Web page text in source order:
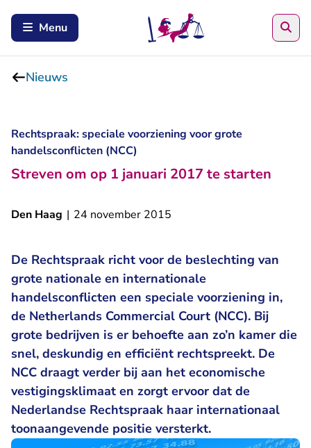
Menu
Nieuws
Rechtspraak: speciale voorziening voor grote
handelsconflicten (NCC)
Streven om op 1 januari 2017 te starten
Den Haag | 24 november 2015
De Rechtspraak richt voor de beslechting van
grote nationale en internationale
handelsconflicten een speciale voorziening in,
de Netherlands Commercial Court (NCC). Bij
grote bedrijven is er behoefte aan zo’n kamer die
snel, deskundig en efficiënt rechtspreekt. De
NCC draagt verder bij aan het economische
vestigingsklimaat en zorgt ervoor dat de
Nederlandse Rechtspraak haar internationaal
toonaangevende positie versterkt.